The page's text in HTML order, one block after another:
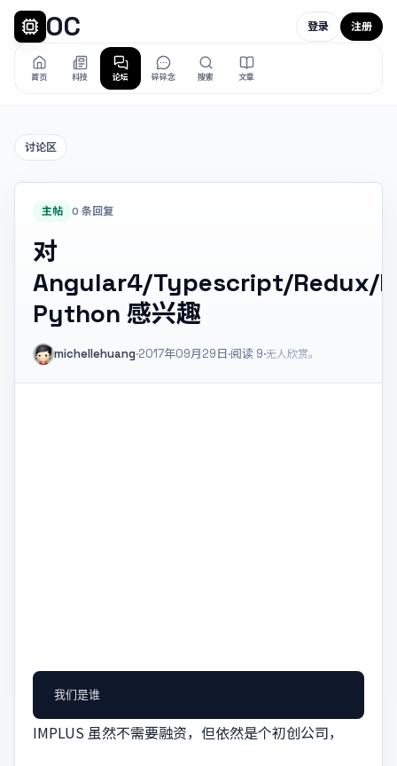
OC
首页 科技 论坛 碎碎念 搜索 文章
登录 注册
讨论区
主帖 0 条回复
对
Angular4/Typescript/Redux/
Python 感兴趣
michellehuang·2017年09月29日·阅读 9·无人欣赏。
IMPLUS 虽然不需要融资，但依然是个初创公司，